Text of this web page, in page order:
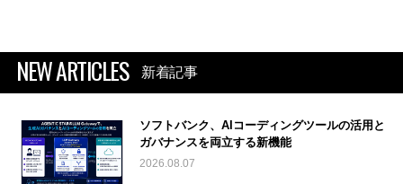
NEW ARTICLES 新着記事
ソフトバンク、AIコーディングツールの活用と
ガバナンスを両立する新機能
2026.08.07